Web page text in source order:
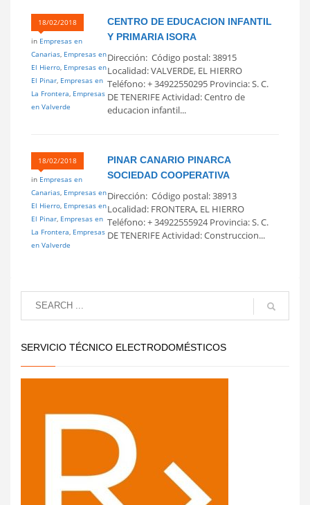
18/02/2018
in Empresas en
Canarias, Empresas en
El Hierro, Empresas en
El Pinar, Empresas en
La Frontera, Empresas
en Valverde
CENTRO DE EDUCACION INFANTIL
Y PRIMARIA ISORA
Dirección: Código postal: 38915
Localidad: VALVERDE, EL HIERRO
Teléfono: + 34922550295 Provincia: S. C.
DE TENERIFE Actividad: Centro de
educacion infantil...
18/02/2018
in Empresas en
Canarias, Empresas en
El Hierro, Empresas en
El Pinar, Empresas en
La Frontera, Empresas
en Valverde
PINAR CANARIO PINARCA
SOCIEDAD COOPERATIVA
Dirección: Código postal: 38913
Localidad: FRONTERA, EL HIERRO
Teléfono: + 34922555924 Provincia: S. C.
DE TENERIFE Actividad: Construccion...
SERVICIO TÉCNICO ELECTRODOMÉSTICOS